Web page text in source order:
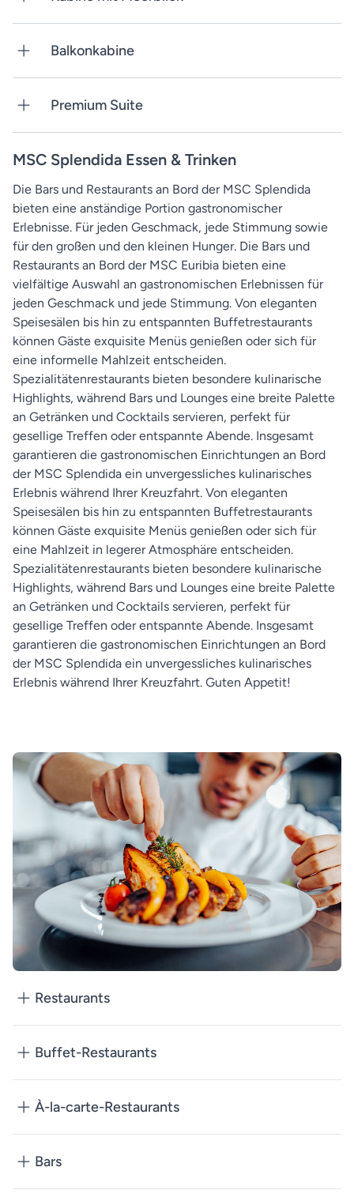
Balkonkabine
Premium Suite
MSC Splendida Essen & Trinken
Die Bars und Restaurants an Bord der MSC Splendida
bieten eine anständige Portion gastronomischer
Erlebnisse. Für jeden Geschmack, jede Stimmung sowie
für den großen und den kleinen Hunger. Die Bars und
Restaurants an Bord der MSC Euribia bieten eine
vielfältige Auswahl an gastronomischen Erlebnissen für
jeden Geschmack und jede Stimmung. Von eleganten
Speisesälen bis hin zu entspannten Buffetrestaurants
können Gäste exquisite Menüs genießen oder sich für
eine informelle Mahlzeit entscheiden.
Spezialitätenrestaurants bieten besondere kulinarische
Highlights, während Bars und Lounges eine breite Palette
an Getränken und Cocktails servieren, perfekt für
gesellige Treffen oder entspannte Abende. Insgesamt
garantieren die gastronomischen Einrichtungen an Bord
der MSC Splendida ein unvergessliches kulinarisches
Erlebnis während Ihrer Kreuzfahrt. Von eleganten
Speisesälen bis hin zu entspannten Buffetrestaurants
können Gäste exquisite Menüs genießen oder sich für
eine Mahlzeit in legerer Atmosphäre entscheiden.
Spezialitätenrestaurants bieten besondere kulinarische
Highlights, während Bars und Lounges eine breite Palette
an Getränken und Cocktails servieren, perfekt für
gesellige Treffen oder entspannte Abende. Insgesamt
garantieren die gastronomischen Einrichtungen an Bord
der MSC Splendida ein unvergessliches kulinarisches
Erlebnis während Ihrer Kreuzfahrt. Guten Appetit!
Restaurants
Buffet-Restaurants
À-la-carte-Restaurants
Bars